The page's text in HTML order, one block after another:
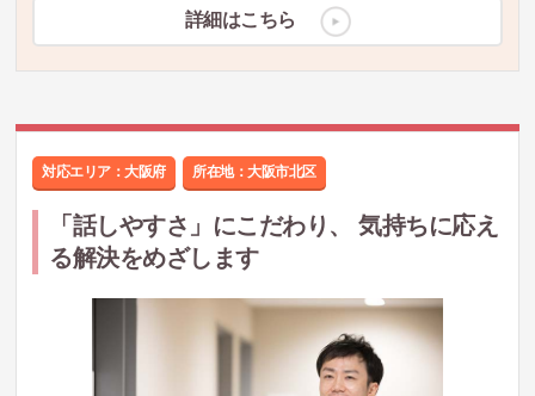
詳細はこちら
対応エリア：大阪府 所在地： 大阪市北区
「話しやすさ」にこだわり、 気持ちに応え
る解決をめざします